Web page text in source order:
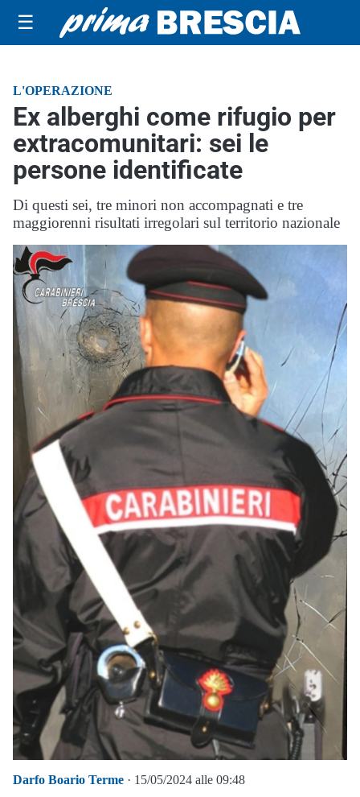
☰
L'OPERAZIONE
Ex alberghi come rifugio per
extracomunitari: sei le
persone identificate
Di questi sei, tre minori non accompagnati e tre
maggiorenni risultati irregolari sul territorio nazionale
Darfo Boario Terme · 15/05/2024 alle 09:48